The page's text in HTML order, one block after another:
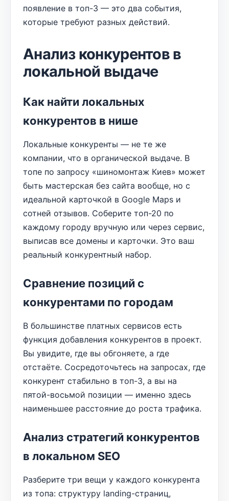
появление в топ-3 — это два события,
которые требуют разных действий.
Анализ конкурентов в
локальной выдаче
Как найти локальных
конкурентов в нише
Локальные конкуренты — не те же
компании, что в органической выдаче. В
топе по запросу «шиномонтаж Киев» может
быть мастерская без сайта вообще, но с
идеальной карточкой в Google Maps и
сотней отзывов. Соберите топ-20 по
каждому городу вручную или через сервис,
выписав все домены и карточки. Это ваш
реальный конкурентный набор.
Сравнение позиций с
конкурентами по городам
В большинстве платных сервисов есть
функция добавления конкурентов в проект.
Вы увидите, где вы обгоняете, а где
отстаёте. Сосредоточьтесь на запросах, где
конкурент стабильно в топ-3, а вы на
пятой-восьмой позиции — именно здесь
наименьшее расстояние до роста трафика.
Анализ стратегий конкурентов
в локальном SEO
Разберите три вещи у каждого конкурента
из топа: структуру landing-страниц,